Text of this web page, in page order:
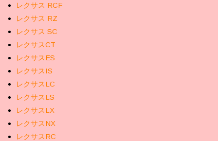
レクサス RCF
レクサス RZ
レクサス SC
レクサスCT
レクサスES
レクサスIS
レクサスLC
レクサスLS
レクサスLX
レクサスNX
レクサスRC